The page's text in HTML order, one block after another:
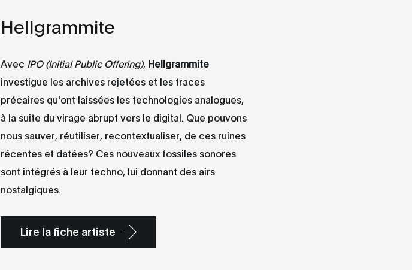
Hellgrammite
Avec IPO (Initial Public Offering), Hellgrammite
investigue les archives rejetées et les traces
précaires qu'ont laissées les technologies analogues,
à la suite du virage abrupt vers le digital. Que pouvons
nous sauver, réutiliser, recontextualiser, de ces ruines
récentes et datées? Ces nouveaux fossiles sonores
sont intégrés à leur techno, lui donnant des airs
nostalgiques.
Lire la fiche artiste